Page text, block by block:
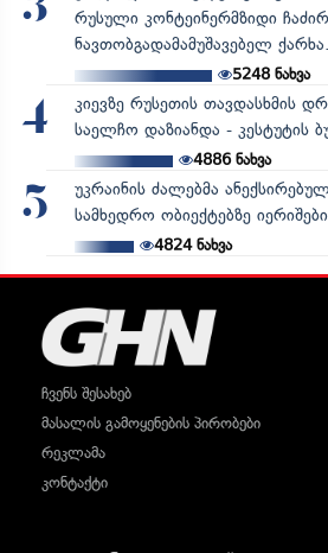
3
რუსული კონტეინერმზიდი
ნავთობგადამამუშავებელ
5248ნახვა
4
კიევზე რუსეთის თავდასხმის
საელჩო დაზიანდა - კესტუტის
4886ნახვა
5
უკრაინის ძალებმა
სამხედრო ობიექტებზე
4824ნახვა
ჩვენს შესახებ
მასალის გამოყენების პირობები
რეკლამა
კონტაქტი